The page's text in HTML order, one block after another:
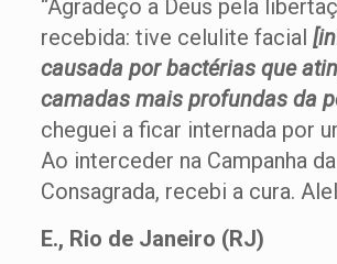
“Agradeço a Deus pela
recebida: tive celulite facial
causada por bactérias que
camadas mais profundas da
cheguei a ficar internada por
Ao interceder na Campanha
Consagrada, recebi a cura.
E., Rio de Janeiro (RJ)